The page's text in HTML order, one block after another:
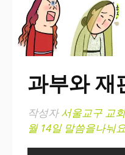
과부와 재
작성자서울교구 교
월 14일 말씀을나눠